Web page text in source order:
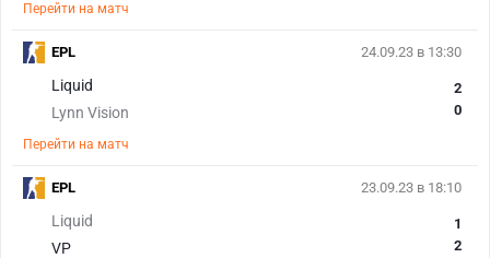
Перейти на матч
24.09.23 в 13:30
Liquid
Lynn Vision
2
0
Перейти на матч
EPL
23.09.23 в 18:10
Liquid
VP
1
2
EPL